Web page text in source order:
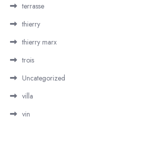
terrasse
thierry
thierry marx
trois
Uncategorized
villa
vin